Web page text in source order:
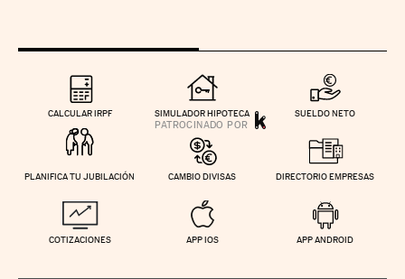
CALCULAR IRPF SIMULADOR HIPOTECA SUELDO NETO
PLANIFICA TU JUBILACIÓN CAMBIO DIVISAS DIRECTORIO EMPRESAS
COTIZACIONES APP IOS APP ANDROID